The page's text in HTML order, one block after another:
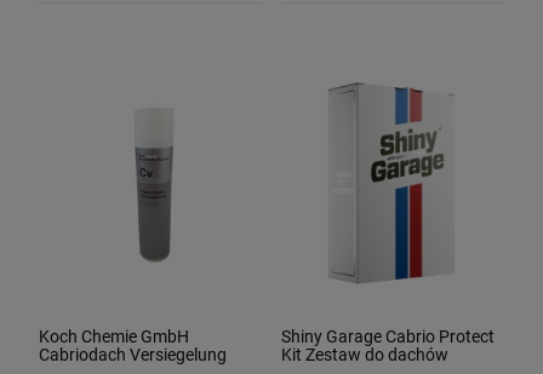
Koch Chemie GmbH
Cabriodach Versiegelung
Shiny Garage Cabrio Protect
Kit Zestaw do dachów